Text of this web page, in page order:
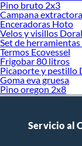
Pino bruto 2x3
Campana
Enceradoras Hoto
Velos y visillos Doral
Set de
Termos Ecovessel
Frigobar 80 litros
Picaporte y pestillo
Goma eva gruesa
Pino oregon 2x8
Servicio al